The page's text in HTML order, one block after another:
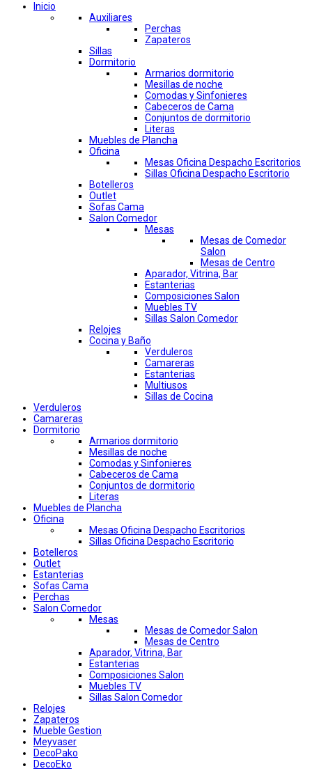
Inicio
Auxiliares
Perchas
Zapateros
Sillas
Dormitorio
Armarios dormitorio
Mesillas de noche
Comodas y Sinfonieres
Cabeceros de Cama
Conjuntos de dormitorio
Literas
Muebles de Plancha
Oficina
Mesas Oficina Despacho Escritorios
Sillas Oficina Despacho Escritorio
Botelleros
Outlet
Sofas Cama
Salon Comedor
Mesas
Mesas de Comedor
Salon
Mesas de Centro
Aparador, Vitrina, Bar
Estanterias
Composiciones Salon
Muebles TV
Sillas Salon Comedor
Relojes
Cocina y Baño
Verduleros
Camareras
Estanterias
Multiusos
Sillas de Cocina
Verduleros
Camareras
Dormitorio
Armarios dormitorio
Mesillas de noche
Comodas y Sinfonieres
Cabeceros de Cama
Conjuntos de dormitorio
Literas
Muebles de Plancha
Oficina
Mesas Oficina Despacho Escritorios
Sillas Oficina Despacho Escritorio
Botelleros
Outlet
Estanterias
Sofas Cama
Perchas
Salon Comedor
Mesas
Mesas de Comedor Salon
Mesas de Centro
Aparador, Vitrina, Bar
Estanterias
Composiciones Salon
Muebles TV
Sillas Salon Comedor
Relojes
Zapateros
Mueble Gestion
Meyvaser
DecoPako
DecoEko